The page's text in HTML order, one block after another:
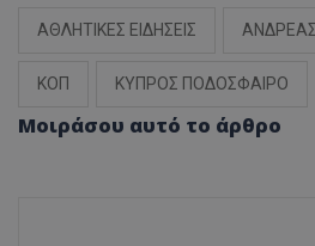
ΑΘΛΗΤΙΚΕΣ ΕΙΔΗΣΕΙΣ
ΚΟΠ ΚΥΠΡΟΣ ΠΟΔΟΣΦΑΙΡΟ
Μοιράσου αυτό το άρθρο